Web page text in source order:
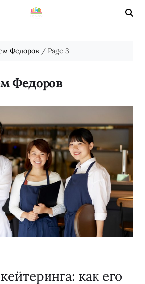
Федоров Page 3
Федоров
как его